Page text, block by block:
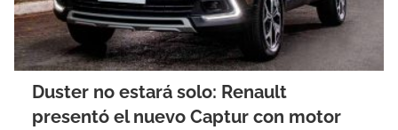
Duster no estará solo: Renault
presentó el nuevo Captur con motor